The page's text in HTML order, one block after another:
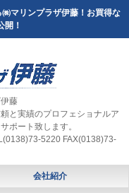
マリンプラザ伊藤！お買得な
開！
藤
と実績のプロフェショナルア
ポート致します。
5220 FAX(0138)73-
会社紹介